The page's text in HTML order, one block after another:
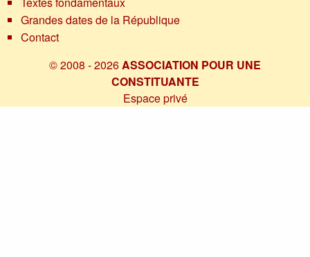
Grandes dates de la République
Contact
© 2008 - 2026ASSOCIATION POUR UNE
CONSTITUANTE
Espace privé